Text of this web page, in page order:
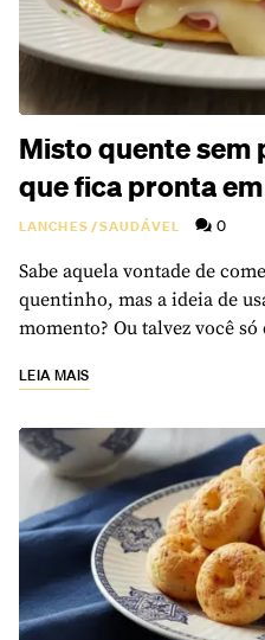
Misto quente sem
que fica pronta
LANCHES/SAUDÁVEL 0
Sabe aquela vontade de
quentinho, mas a ideia de
momento? Ou talvez você
LEIA MAIS